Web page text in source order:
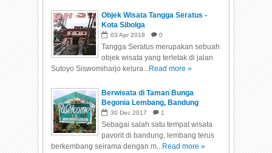
Objek Wisata Tangga Seratus -
Kota Sibolga
03 Apr 2018 0
Tangga Seratus merupakan sebuah
objek wisata yang terletak di jalan
Sutoyo Siswomiharjo kelura...Read more »
Berwisata di Taman Bunga
Begonia Lembang, Bandung
30 Dec 2017 1
Sebagai salah satu tempat wisata
pavorit di bandung, lembang terus
berkembang seirama dengan m...Read more »